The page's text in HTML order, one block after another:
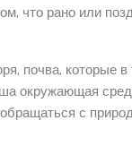
что рано или
почва, которые
окружающая
с